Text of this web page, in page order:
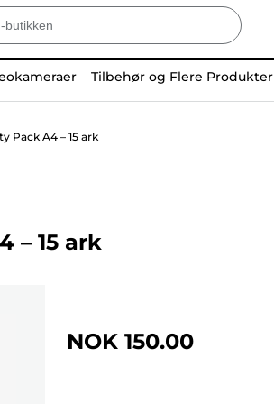
Tilbehør og Flere Produkter
Pack A4 – 15 ark
– 15 ark
NOK 150.00